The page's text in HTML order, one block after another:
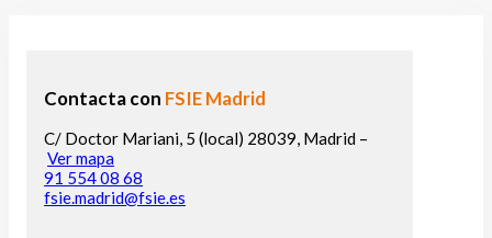
Contacta con FSIE Madrid
C/ Doctor Mariani, 5 (local) 28039, Madrid –
Ver mapa
91 554 08 68
fsie.madrid@fsie.es